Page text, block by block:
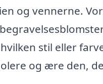
og vennerne.
stil eller
og ære den,